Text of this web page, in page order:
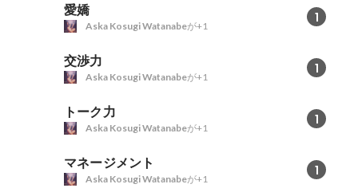
愛嬌 1
Aska Kosugi Watanabeが+1
交渉力 1
Aska Kosugi Watanabeが+1
トーク力 1
Aska Kosugi Watanabeが+1
マネージメント 1
Aska Kosugi Watanabeが+1